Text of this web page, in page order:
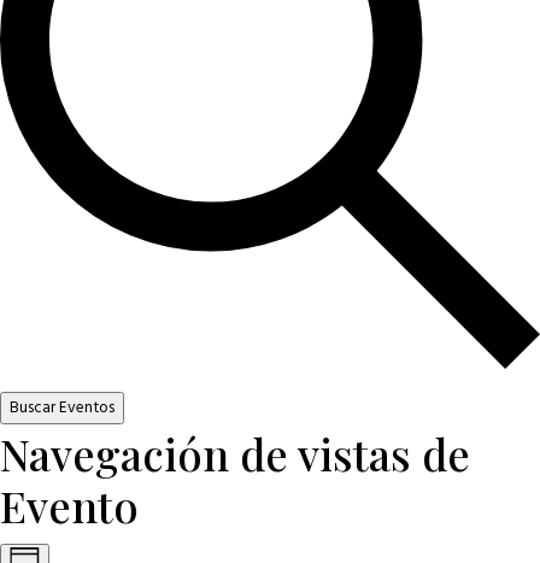
Buscar Eventos
Navegación de vistas de
Evento